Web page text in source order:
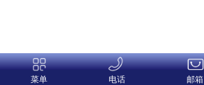
菜单 电话 邮箱